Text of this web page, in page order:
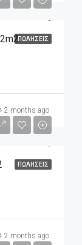
ΠΩΛΉΣΕΙΣ
2 months ago
ΠΩΛΉΣΕΙΣ
2 months ago